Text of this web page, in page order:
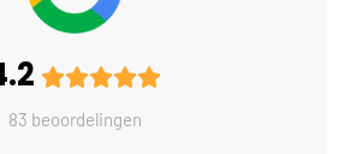
83 beoordelingen